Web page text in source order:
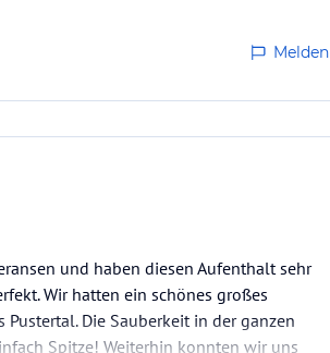
Melden
und haben diesen Aufenthalt sehr
Wir hatten ein schönes großes
Die Sauberkeit in der ganzen
Spitze! Weiterhin konnten wir uns